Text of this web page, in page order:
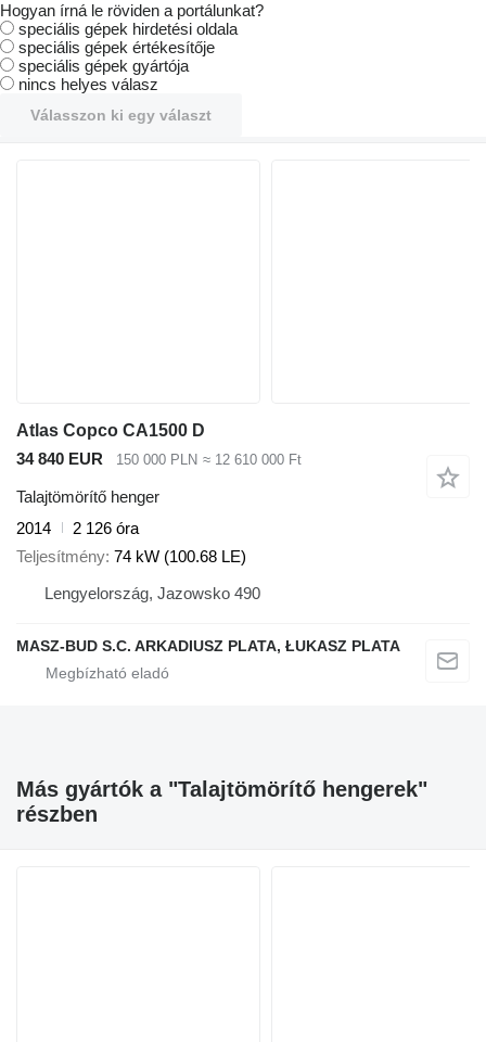
Hogyan írná le röviden a portálunkat?
speciális gépek hirdetési oldala
speciális gépek értékesítője
speciális gépek gyártója
nincs helyes válasz
Válasszon ki egy választ
Atlas Copco CA1500 D
34 840 EUR
150 000 PLN ≈ 12 610 000 Ft
Talajtömörítő henger
2014
2 126 óra
Teljesítmény 74 kW (100.68 LE)
Lengyelország, Jazowsko 490
MASZ-BUD S.C. ARKADIUSZ PLATA, ŁUKASZ PLATA
Más gyártók a "Talajtömörítő hengerek"
részben